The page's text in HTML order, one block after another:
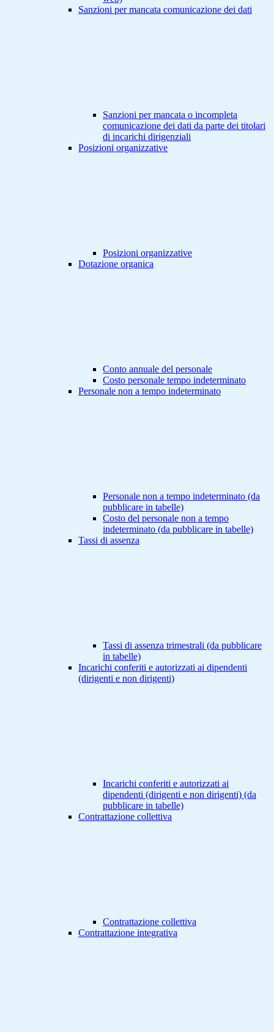
Sanzioni per mancata comunicazione dei dati
Sanzioni per mancata o incompleta
comunicazione dei dati da parte dei titolari
di incarichi dirigenziali
Posizioni organizzative
Posizioni organizzative
Dotazione organica
Conto annuale del personale
Costo personale tempo indeterminato
Personale non a tempo indeterminato
Personale non a tempo indeterminato (da
pubblicare in tabelle)
Costo del personale non a tempo
indeterminato (da pubblicare in tabelle)
Tassi di assenza
Tassi di assenza trimestrali (da pubblicare
in tabelle)
Incarichi conferiti e autorizzati ai dipendenti
(dirigenti e non dirigenti)
Incarichi conferiti e autorizzati ai
dipendenti (dirigenti e non dirigenti) (da
pubblicare in tabelle)
Contrattazione collettiva
Contrattazione collettiva
Contrattazione integrativa